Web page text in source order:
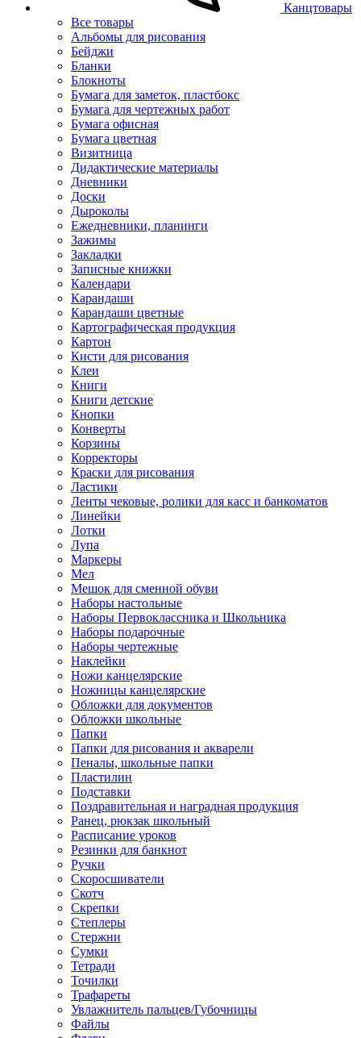
Канцтовары
Все товары
Альбомы для рисования
Бейджи
Бланки
Блокноты
Бумага для заметок, пластбокс
Бумага для чертежных работ
Бумага офисная
Бумага цветная
Визитница
Дидактические материалы
Дневники
Доски
Дыроколы
Ежедневники, планинги
Зажимы
Закладки
Записные книжки
Календари
Карандаши
Карандаши цветные
Картографическая продукция
Картон
Кисти для рисования
Клеи
Книги
Книги детские
Кнопки
Конверты
Корзины
Корректоры
Краски для рисования
Ластики
Ленты чековые, ролики для касс и банкоматов
Линейки
Лотки
Лупа
Маркеры
Мел
Мешок для сменной обуви
Наборы настольные
Наборы Первоклассника и Школьника
Наборы подарочные
Наборы чертежные
Наклейки
Ножи канцелярские
Ножницы канцелярские
Обложки для документов
Обложки школьные
Папки
Папки для рисования и акварели
Пеналы, школьные папки
Пластилин
Подставки
Поздравительная и наградная продукция
Ранец, рюкзак школьный
Расписание уроков
Резинки для банкнот
Ручки
Скоросшиватели
Скотч
Скрепки
Степлеры
Стержни
Сумки
Тетради
Точилки
Трафареты
Увлажнитель пальцев/Губочницы
Файлы